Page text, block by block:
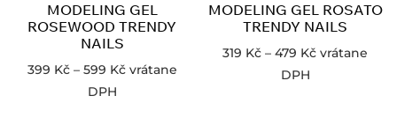
MODELING GEL
ROSEWOOD TRENDY
NAILS
399 Kč – 599 Kč vrátane
DPH
MODELING GEL ROSATO
TRENDY NAILS
319 Kč – 479 Kč vrátane
DPH